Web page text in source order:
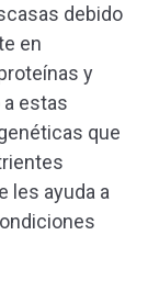
debido
en
y
estas
que
les ayuda a